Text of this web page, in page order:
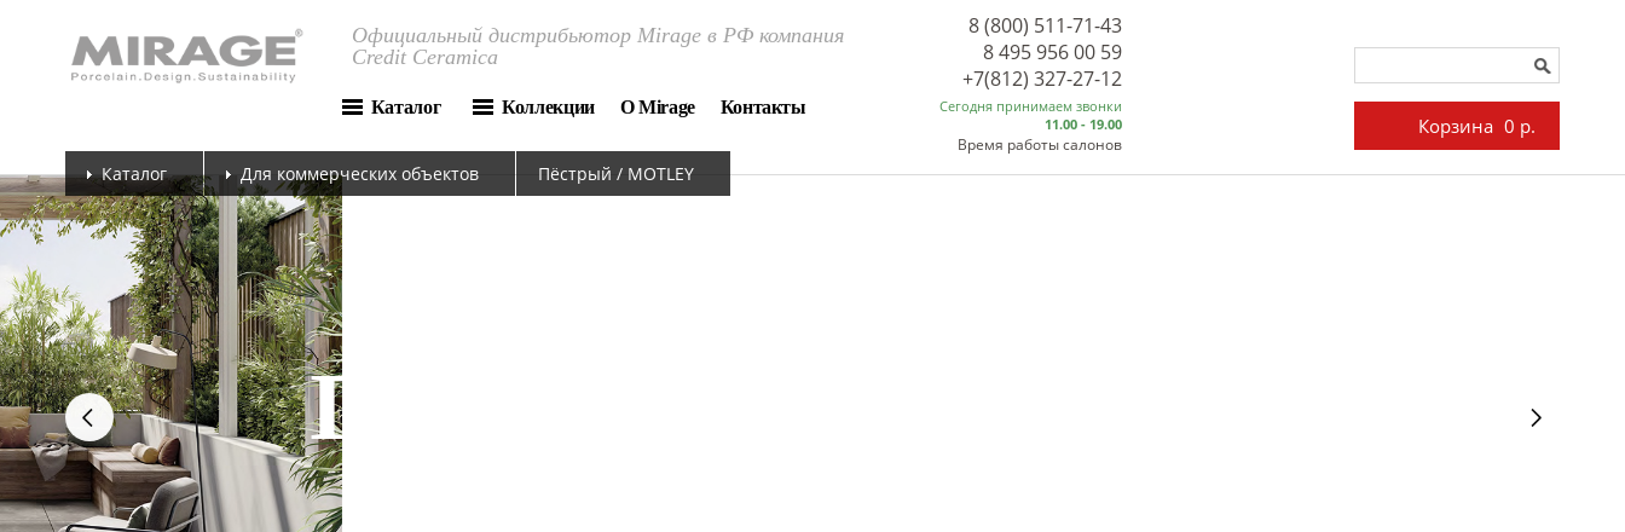
Официальный дистрибьютор Mirage в РФ компания
Credit Ceramica
Каталог Коллекции О Mirage Контакты
8 (800) 511-71-43
8 495 956 00 59
Сегодня принимаем звонки
11.00 - 19.00
Время работы салонов
+7(812) 327-27-12
Корзина 0 р.
Каталог Для коммерческих объектов Пёстрый / MOTLEY
next
ПЁСТРЫЙ / MOTLEY